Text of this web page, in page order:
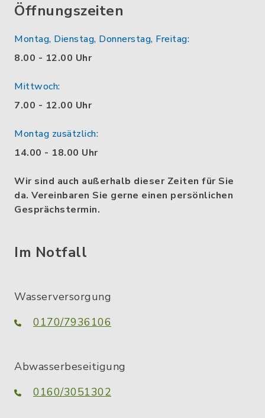
Öffnungszeiten
Montag, Dienstag, Donnerstag, Freitag:
8.00 - 12.00 Uhr
Mittwoch:
7.00 - 12.00 Uhr
Montag zusätzlich:
14.00 - 18.00 Uhr
Wir sind auch außerhalb dieser Zeiten für Sie
da. Vereinbaren Sie gerne einen persönlichen
Gesprächstermin.
Im Notfall
Wasserversorgung
0170/7936106
Abwasserbeseitigung
0160/3051302